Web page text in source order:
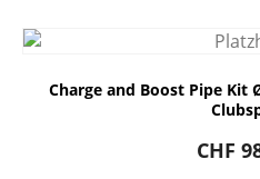
Charge and Boost Pipe Kit
CHF